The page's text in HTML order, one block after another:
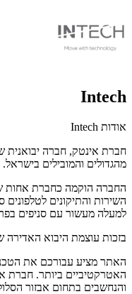
Intech
אודות Intech
חברת אינטק, חברה יבואנית
מהגדולים והמובילים בישראל.
השירות והתיקונים
למעלה מעשור עם סניפים
בזכות עוצמת היבוא האדירה
האתר מציע עבורכם את
האטרקטיביים ביותר. חברת
והנחשבים בתחום אבזור